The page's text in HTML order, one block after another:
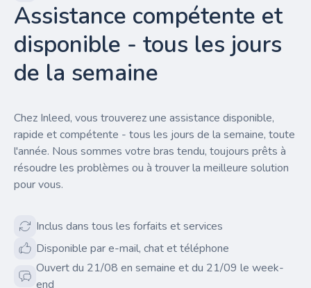
Assistance compétente et
disponible - tous les jours
de la semaine
Chez Inleed, vous trouverez une assistance disponible,
rapide et compétente - tous les jours de la semaine, toute
l'année. Nous sommes votre bras tendu, toujours prêts à
résoudre les problèmes ou à trouver la meilleure solution
pour vous.
Inclus dans tous les forfaits et services
Disponible par e-mail, chat et téléphone
Ouvert du 21/08 en semaine et du 21/09 le week-
end